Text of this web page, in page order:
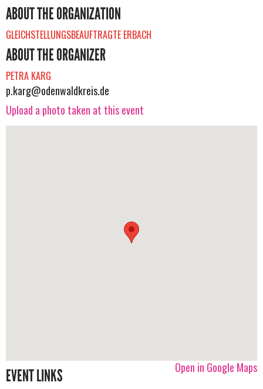
ABOUT THE ORGANIZATION
GLEICHSTELLUNGSBEAUFTRAGTE ERBACH
ABOUT THE ORGANIZER
PETRA KARG
p.karg@odenwaldkreis.de
Upload a photo taken at this event
Open in Google Maps
EVENT LINKS